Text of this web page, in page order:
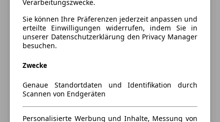
Verarbeitungszwecke.
Sie können Ihre Präferenzen jederzeit anpassen und
erteilte Einwilligungen widerrufen, indem Sie in
unserer Datenschutzerklärung den Privacy Manager
besuchen.
Zwecke
Genaue Standortdaten und Identifikation durch
Scannen von Endgeräten
Personalisierte Werbung und Inhalte, Messung von